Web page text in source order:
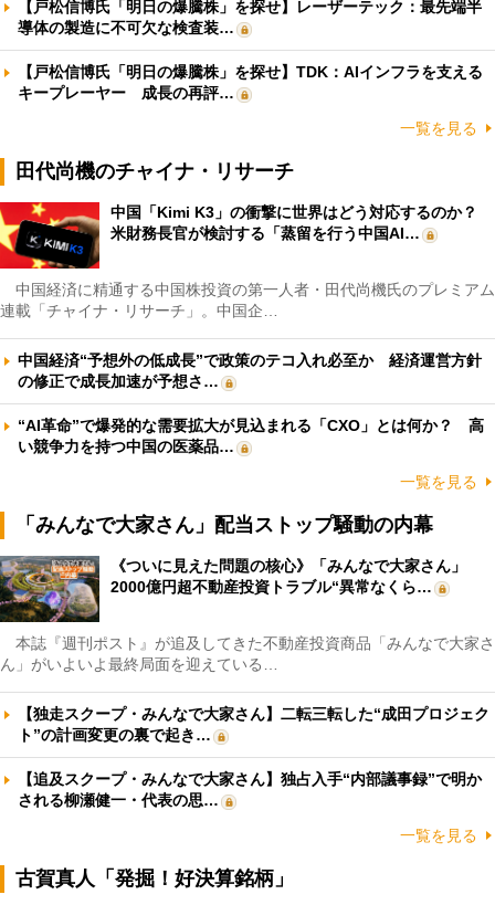
【戸松信博氏「明日の爆騰株」を探せ】レーザーテック：最先端半
導体の製造に不可欠な検査装…
【戸松信博氏「明日の爆騰株」を探せ】TDK：AIインフラを支える
キープレーヤー 成長の再評…
一覧を見る
田代尚機のチャイナ・リサーチ
中国「Kimi K3」の衝撃に世界はどう対応するのか？
米財務長官が検討する「蒸留を行う中国AI…
中国経済に精通する中国株投資の第一人者・田代尚機氏のプレミアム
連載「チャイナ・リサーチ」。中国企…
中国経済“予想外の低成長”で政策のテコ入れ必至か 経済運営方針
の修正で成長加速が予想さ…
“AI革命”で爆発的な需要拡大が見込まれる「CXO」とは何か？ 高
い競争力を持つ中国の医薬品…
一覧を見る
「みんなで大家さん」配当ストップ騒動の内幕
《ついに見えた問題の核心》「みんなで大家さん」
2000億円超不動産投資トラブル“異常なくら…
本誌『週刊ポスト』が追及してきた不動産投資商品「みんなで大家さ
ん」がいよいよ最終局面を迎えている…
【独走スクープ・みんなで大家さん】二転三転した“成田プロジェク
ト”の計画変更の裏で起き…
【追及スクープ・みんなで大家さん】独占入手“内部議事録”で明か
される柳瀬健一・代表の思…
一覧を見る
古賀真人「発掘！好決算銘柄」